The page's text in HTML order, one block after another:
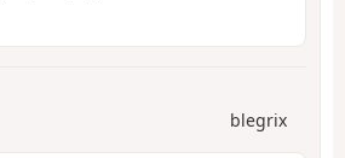
blegrix